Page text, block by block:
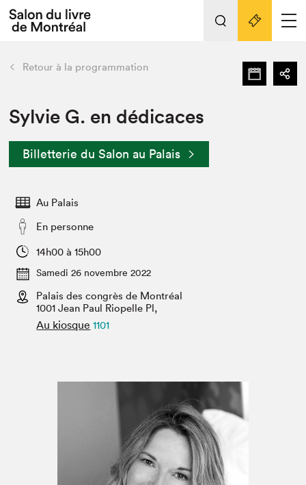
Espace exposant⋅e⋅s
Espace enseignant·e·s
Espace médias
L'événement
Préparer sa visite au Salon
Actualités
SLM PRO
retour Nos activités
Préparer sa visite
Salon dans la ville et en ligne
Projets partenaires
Liens pratiques
Retour à la programmation
Sylvie G. en dédicaces
Billetterie du Salon au Palais
Au Palais
En personne
14h00 à 15h00
Samedi 26 novembre 2022
Palais des congrès de Montréal
1001 Jean Paul Riopelle Pl,
Au kiosque 1101